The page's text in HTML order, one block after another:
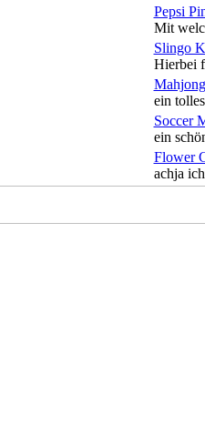
Pepsi
Mit
Slingo
Hierbei
ein
Soccer
ein
Flower
achja